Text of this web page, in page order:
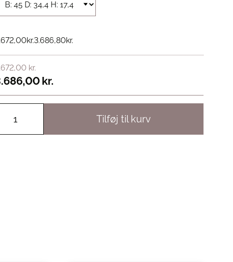
kr.3.686,80kr.
kr.
kr.
Tilføj til kurv